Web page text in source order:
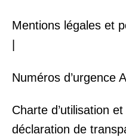
Mentions légales et
Numéros d’urgence
Charte d’utilisation
déclaration de